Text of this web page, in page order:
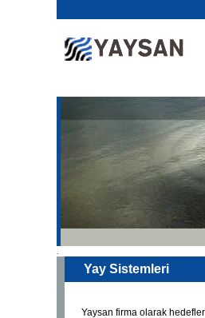
Yay Sistemleri
Yaysan firma olarak